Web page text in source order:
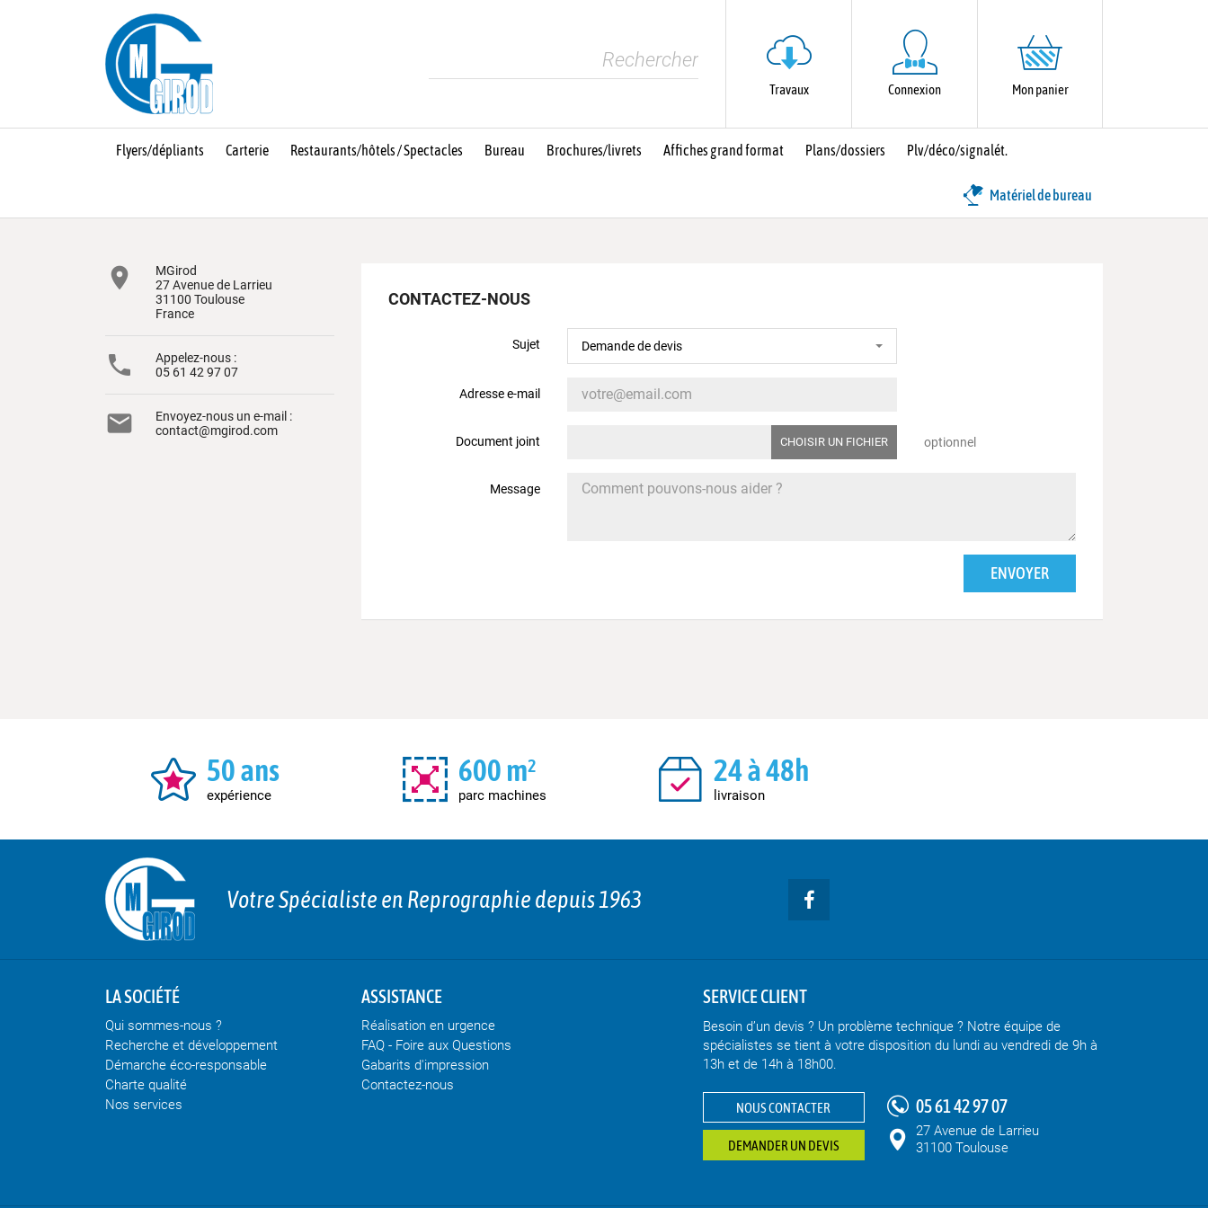
Travaux Connexion Mon panier
Flyers/dépliants Carterie Restaurants/hôtels / Spectacles Bureau Brochures/livrets Affiches grand format Plans/dossiers Plv/déco/signalét.
Matériel de bureau

MGirod
27 Avenue de Larrieu
31100 Toulouse
France

Appelez-nous :
05 61 42 97 07

Envoyez-nous un e-mail :
contact@mgirod.com
CONTACTEZ-NOUS
Sujet Demande de devis
Adresse e-mail
Document joint CHOISIR UN FICHIER optionnel
Message
50 ans
expérience
600 m²
parc machines
24 à 48h
livraison
Votre Spécialiste en Reprographie depuis 1963
LA SOCIÉTÉ
Qui sommes-nous ?
Recherche et développement
Démarche éco-responsable
Charte qualité
Nos services
ASSISTANCE
Réalisation en urgence
FAQ - Foire aux Questions
Gabarits d'impression
Contactez-nous
SERVICE CLIENT
Besoin d’un devis ? Un problème technique ? Notre équipe de
spécialistes se tient à votre disposition du lundi au vendredi de 9h à
13h et de 14h à 18h00.
NOUS CONTACTER
DEMANDER UN DEVIS
05 61 42 97 07
27 Avenue de Larrieu
31100 Toulouse